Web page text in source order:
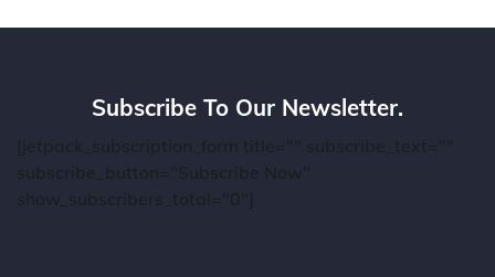
Subscribe To Our Newsletter.
[jetpack_subscription_form title="" subscribe_text=""
subscribe_button="Subscribe Now"
show_subscribers_total="0"]